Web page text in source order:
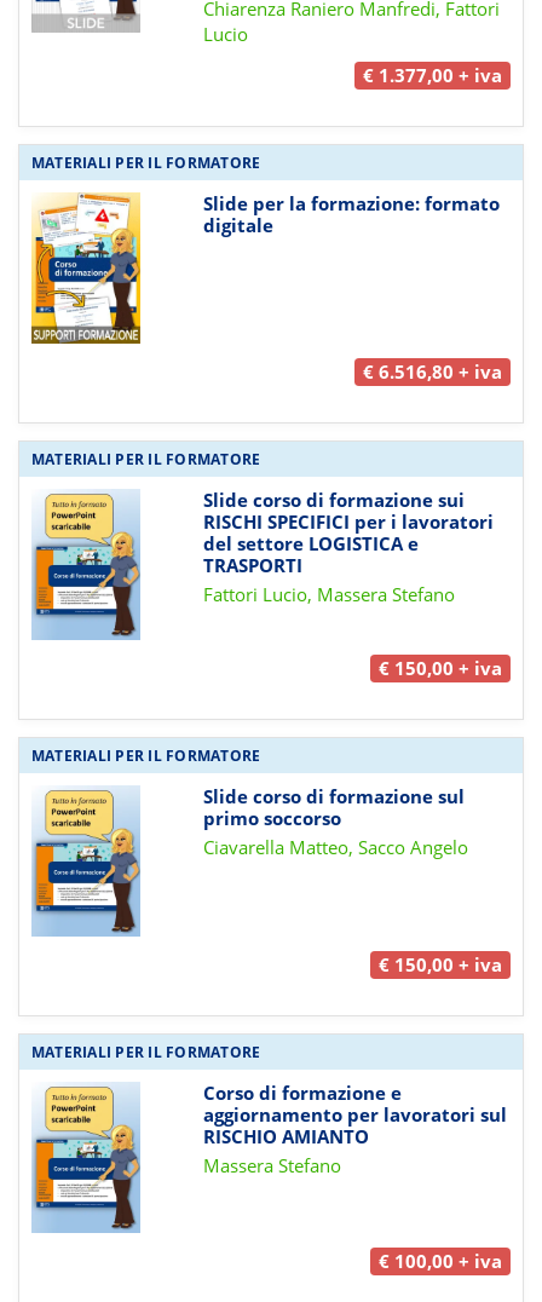
Chiarenza Raniero Manfredi, Fattori
Lucio
€ 1.377,00 + iva
MATERIALI PER IL FORMATORE
Slide per la formazione: formato
digitale
€ 6.516,80 + iva
MATERIALI PER IL FORMATORE
Slide corso di formazione sui
RISCHI SPECIFICI per i lavoratori
del settore LOGISTICA e
TRASPORTI
Fattori Lucio, Massera Stefano
€ 150,00 + iva
MATERIALI PER IL FORMATORE
Slide corso di formazione sul
primo soccorso
Ciavarella Matteo, Sacco Angelo
€ 150,00 + iva
MATERIALI PER IL FORMATORE
Corso di formazione e
aggiornamento per lavoratori sul
RISCHIO AMIANTO
Massera Stefano
€ 100,00 + iva